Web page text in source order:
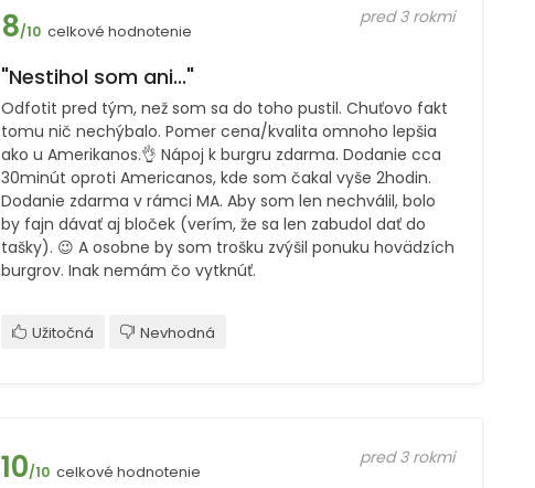
8/10 celkové hodnotenie
pred 3 rokmi
"Nestihol som ani..."
Odfotit pred tým, než som sa do toho pustil. Chuťovo fakt
tomu nič nechýbalo. Pomer cena/kvalita omnoho lepšia
ako u Amerikanos.👌 Nápoj k burgru zdarma. Dodanie cca
30minút oproti Americanos, kde som čakal vyše 2hodin.
Dodanie zdarma v rámci MA. Aby som len nechválil, bolo
by fajn dávať aj bloček (verím, že sa len zabudol dať do
tašky). 😉 A osobne by som trošku zvýšil ponuku hovädzích
burgrov. Inak nemám čo vytknúť.
Užitočná Nevhodná
10/10 celkové hodnotenie
pred 3 rokmi